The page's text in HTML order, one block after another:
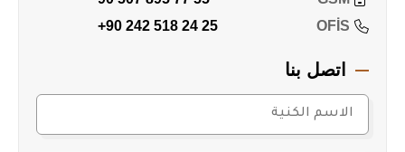
فرصة استثنائية للحياة أو الاستثمار
أو منزل لقضاء العطلات في أجواء هادئة ومريحة. لا تفوّت
من التفاصيل أو لتحديد موعد للزيارة.
OFİS
+90 242 518 24 25
اتصل بنا